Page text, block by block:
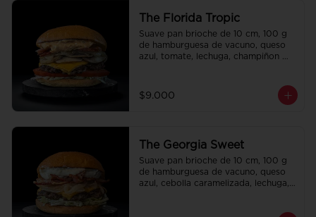
The Florida Tropic
Suave pan brioche de 10 cm, 100 g
de hamburguesa de vacuno, queso
azul, tomate, lechuga, champiñon
$9.000
The Georgia Sweet
Suave pan brioche de 10 cm, 100 g
de hamburguesa de vacuno, queso
azul, cebolla caramelizada, lechuga,